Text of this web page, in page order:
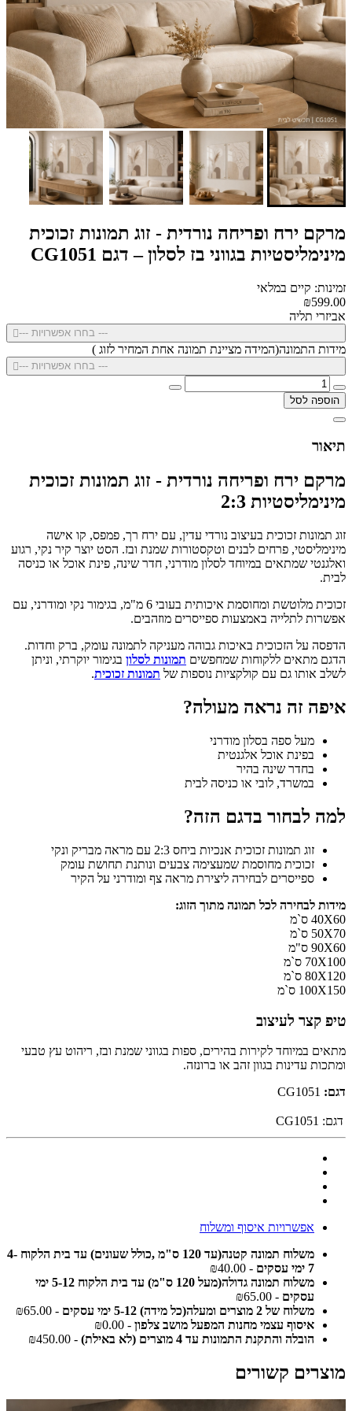
מרקם ירח ופריחה נורדית - זוג תמונות זכוכית
מינימליסטיות בגווני בז לסלון – דגם CG1051
זמינות: קיים במלאי
₪599.00
אביזרי תליה
--- בחרו אפשרויות ---
מידות התמונה(המידה מציינת תמונה אחת המחיר לזוג )
--- בחרו אפשרויות ---
הוספה לסל
תיאור
מרקם ירח ופריחה נורדית - זוג תמונות זכוכית
מינימליסטיות 2:3
זוג תמונות זכוכית בעיצוב נורדי עדין, עם ירח רך, פמפס, קו אישה
מינימליסטי, פרחים לבנים וטקסטורות שמנת ובז. הסט יוצר קיר נקי, רגוע
ואלגנטי שמתאים במיוחד לסלון מודרני, חדר שינה, פינת אוכל או כניסה
לבית.
זכוכית מלוטשת ומחוסמת איכותית בעובי 6 מ"מ, בגימור נקי ומודרני, עם
אפשרות לתלייה באמצעות ספייסרים מוזהבים.
הדפסה על הזכוכית באיכות גבוהה מעניקה לתמונה עומק, ברק וחדות.
הדגם מתאים ללקוחות שמחפשים תמונות לסלון בגימור יוקרתי, וניתן
לשלב אותו גם עם קולקציות נוספות של תמונות זכוכית.
איפה זה נראה מעולה?
מעל ספה בסלון מודרני
בפינת אוכל אלגנטית
בחדר שינה בהיר
במשרד, לובי או כניסה לבית
למה לבחור בדגם הזה?
זוג תמונות זכוכית אנכיות ביחס 2:3 עם מראה מבריק ונקי
זכוכית מחוסמת שמעצימה צבעים ונותנת תחושת עומק
ספייסרים לבחירה ליצירת מראה צף ומודרני על הקיר
מידות לבחירה לכל תמונה מתוך הזוג:
40X60 ס`מ
50X70 ס`מ
90X60 ס"מ
70X100 ס`מ
80X120 ס`מ
100X150 ס`מ
טיפ קצר לעיצוב
מתאים במיוחד לקירות בהירים, ספות בגווני שמנת ובז, ריהוט עץ טבעי
ומתכות עדינות בגוון זהב או ברונזה.
דגם:
דגם: CG1051
אפשרויות איסוף ומשלוח
משלוח תמונה קטנה(עד 120 ס"מ ,כולל שעונים) עד בית הלקוח 4-
7 ימי עסקים
- ₪40.00
משלוח תמונה גדולה(מעל 120 ס"מ) עד בית הלקוח 5-12 ימי
עסקים - ₪65.00
משלוח של 2 מוצרים ומעלה(כל מידה) 5-12 ימי עסקים
- ₪65.00
איסוף עצמי מחנות המפעל מושב צלפון - ₪0.00
הובלה והתקנת התמונות עד 4 מוצרים (לא באילת)
- ₪450.00
מוצרים קשורים